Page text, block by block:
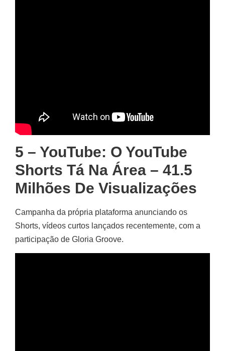
5 – YouTube: O YouTube
Shorts Tá Na Área – 41.5
Milhões De Visualizações
Campanha da própria plataforma anunciando os
Shorts, vídeos curtos lançados recentemente, com a
participação de Gloria Groove.